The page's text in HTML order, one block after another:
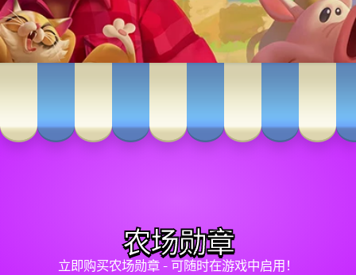
农场勋章
立即购买农场勋章 - 可随时在游戏中启用！